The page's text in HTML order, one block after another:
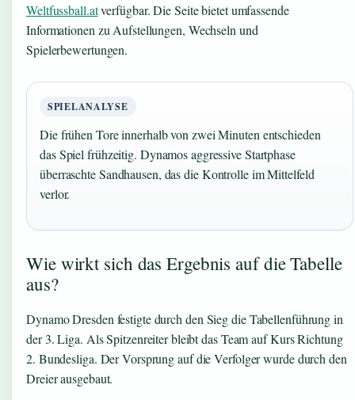
Weltfussball.atverfügbar. Die Seite bietet umfassende
Informationen zu Aufstellungen, Wechseln und
Spielerbewertungen.
SPIELANALYSE
Die frühen Tore innerhalb von zwei Minuten entschieden
das Spiel frühzeitig. Dynamos aggressive Startphase
überraschte Sandhausen, das die Kontrolle im Mittelfeld
verlor.
Wie wirkt sich das Ergebnis auf die Tabelle
aus?
Dynamo Dresden festigte durch den Sieg die Tabellenführung in
der 3. Liga. Als Spitzenreiter bleibt das Team auf Kurs Richtung
2. Bundesliga. Der Vorsprung auf die Verfolger wurde durch den
Dreier ausgebaut.